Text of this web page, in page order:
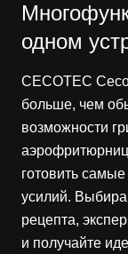
одном
CECOTEC
больше, чем
возможности
готовить
усилий.
рецепта,
и получайте